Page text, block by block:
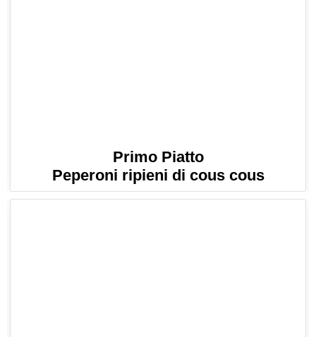
Primo Piatto
Peperoni ripieni di cous cous